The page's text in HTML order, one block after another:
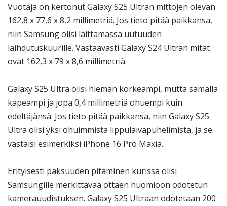
Vuotaja on kertonut Galaxy S25 Ultran mittojen olevan
162,8 x 77,6 x 8,2 millimetriä. Jos tieto pitää paikkansa,
niin Samsung olisi laittamassa uutuuden
laihdutuskuurille. Vastaavasti Galaxy S24 Ultran mitat
ovat 162,3 x 79 x 8,6 millimetriä.
Galaxy S25 Ultra olisi hieman korkeampi, mutta samalla
kapeampi ja jopa 0,4 millimetriä ohuempi kuin
edeltäjänsä. Jos tieto pitää paikkansa, niin Galaxy S25
Ultra olisi yksi ohuimmista lippulaivapuhelimista, ja se
vastaisi esimerkiksi iPhone 16 Pro Maxia.
Erityisesti paksuuden pitäminen kurissa olisi
Samsungille merkittävää ottaen huomioon odotetun
kamerauudistuksen. Galaxy S25 Ultraan odotetaan 200